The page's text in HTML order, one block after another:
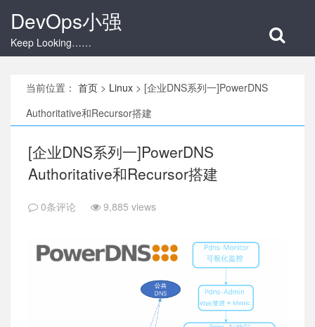
DevOps小强
Keep Looking……
当前位置：首页 > Linux > [企业DNS系列一]PowerDNS
Authoritative和Recursor搭建
[企业DNS系列一]PowerDNS
Authoritative和Recursor搭建
0条评论 9,885 views